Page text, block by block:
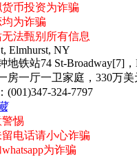
货币投资为诈骗
均为诈骗
法甄别所有信息
Elmhurst, NY
地铁站74 St-Broadway[7]，
房一厅一卫家庭，330万
(001)347-324-7797
惕
电话请小心诈骗
为诈骗